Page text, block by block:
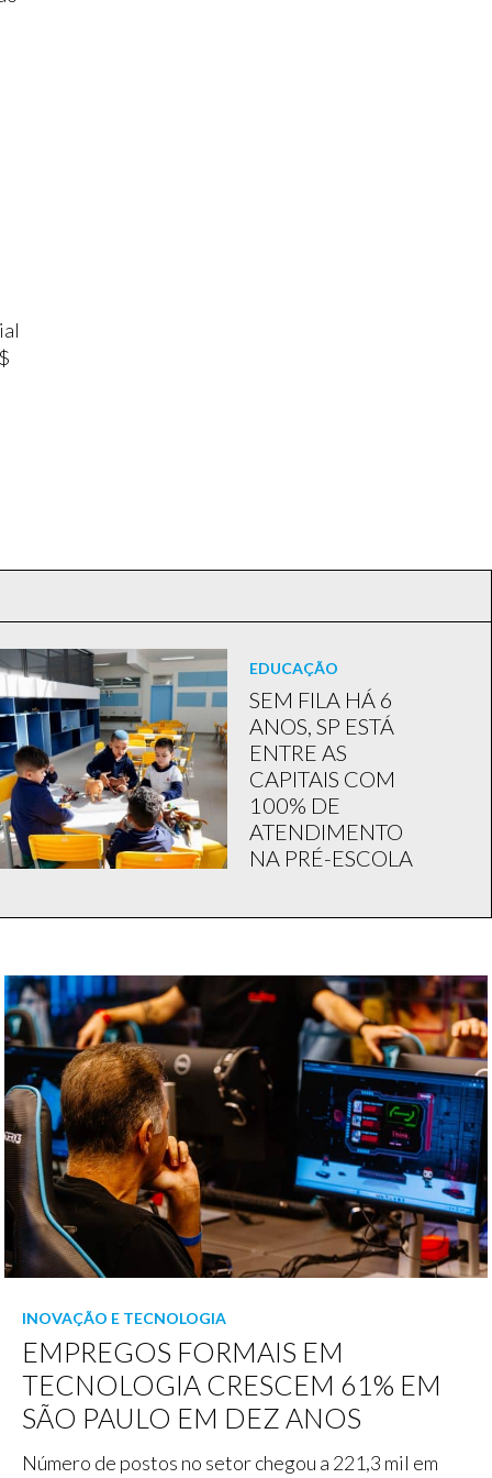
EDUCAÇÃO
SEM FILA HÁ 6
ANOS, SP ESTÁ
ENTRE AS
CAPITAIS COM
100% DE
ATENDIMENTO
NA PRÉ-ESCOLA
INOVAÇÃO E TECNOLOGIA
EMPREGOS FORMAIS EM
TECNOLOGIA CRESCEM 61% EM
SÃO PAULO EM DEZ ANOS
Número de postos no setor chegou a 221,3 mil em